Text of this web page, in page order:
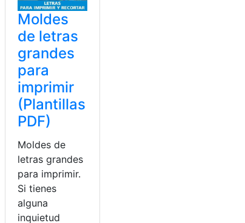
Moldes
de letras
grandes
para
imprimir
(Plantillas
PDF)
Moldes de
letras grandes
para imprimir.
Si tienes
alguna
inquietud